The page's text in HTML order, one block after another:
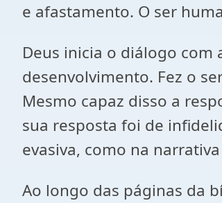
e afastamento. O ser
Deus inicia o diálogo com
desenvolvimento. Fez o
Mesmo capaz disso a
sua resposta foi de
evasiva, como na
Ao longo das páginas da